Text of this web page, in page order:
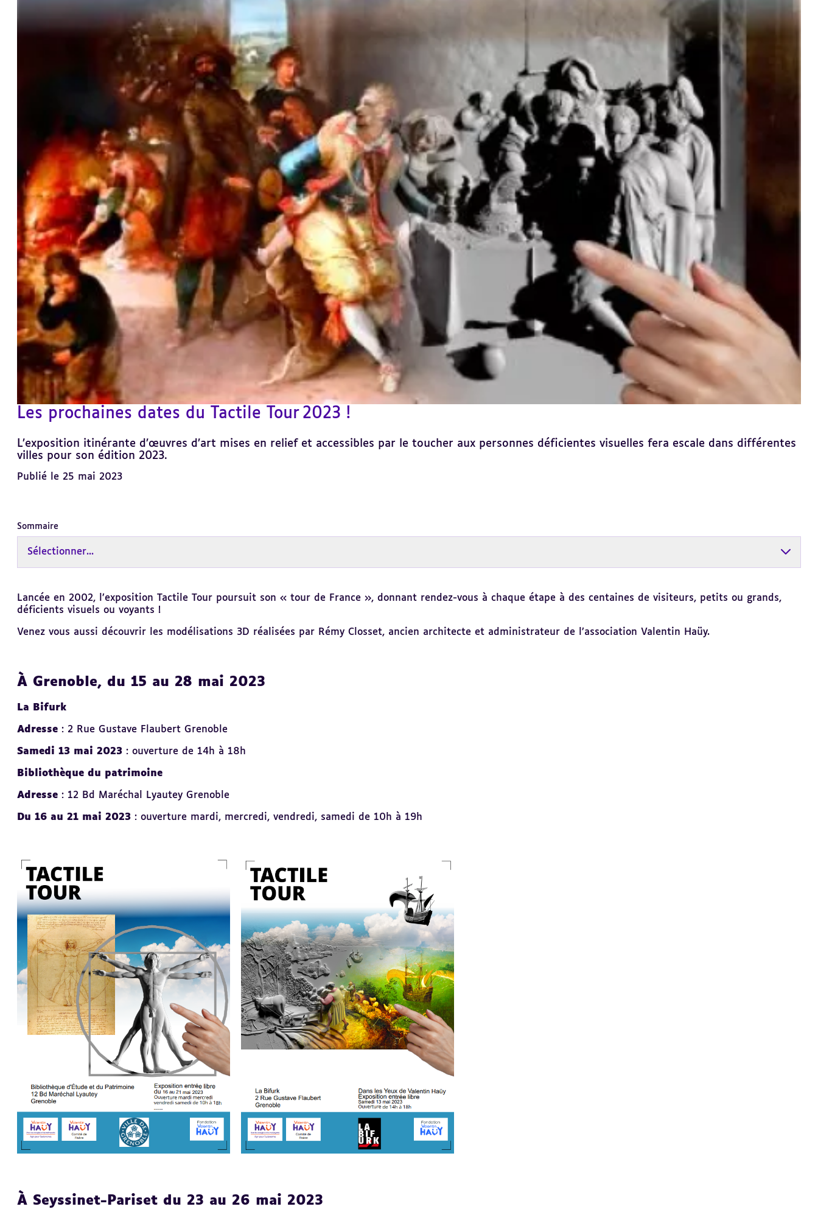
Les prochaines dates du Tactile Tour 2023 !
L’exposition itinérante d’œuvres d’art mises en relief et accessibles par le toucher aux personnes déficientes visuelles fera escale dans différentes
villes pour son édition 2023.
Publié le 25 mai 2023
Sommaire
Sélectionner...
Lancée en 2002, l’exposition Tactile Tour poursuit son « tour de France », donnant rendez-vous à chaque étape à des centaines de visiteurs, petits ou grands,
déficients visuels ou voyants !
Venez vous aussi découvrir les modélisations 3D réalisées par Rémy Closset, ancien architecte et administrateur de l’association Valentin Haüy.
À Grenoble, du 15 au 28 mai 2023
La Bifurk
Adresse : 2 Rue Gustave Flaubert Grenoble
Samedi 13 mai 2023 : ouverture de 14h à 18h
Bibliothèque du patrimoine
Adresse : 12 Bd Maréchal Lyautey Grenoble
Du 16 au 21 mai 2023 : ouverture mardi, mercredi, vendredi, samedi de 10h à 19h
À Seyssinet-Pariset du 23 au 26 mai 2023
Revenir
au
sommaire